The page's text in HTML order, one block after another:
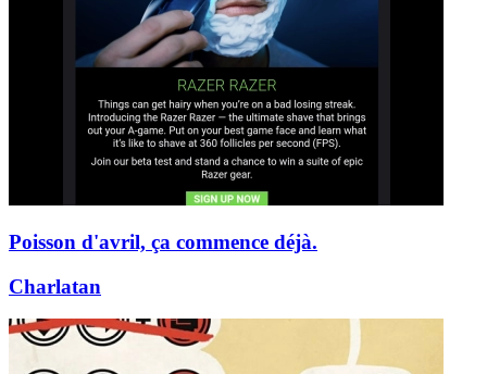
Poisson d'avril, ça commence déjà.
Charlatan